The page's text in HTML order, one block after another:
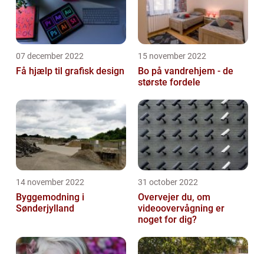
07 december 2022
Få hjælp til grafisk design
15 november 2022
Bo på vandrehjem - de
største fordele
14 november 2022
Byggemodning i
Sønderjylland
31 october 2022
Overvejer du, om
videoovervågning er
noget for dig?